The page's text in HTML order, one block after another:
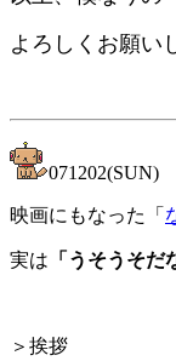
よろしくお願い
071202(SUN)
映画にもなった「
実は 「うそうそ
＞挨拶